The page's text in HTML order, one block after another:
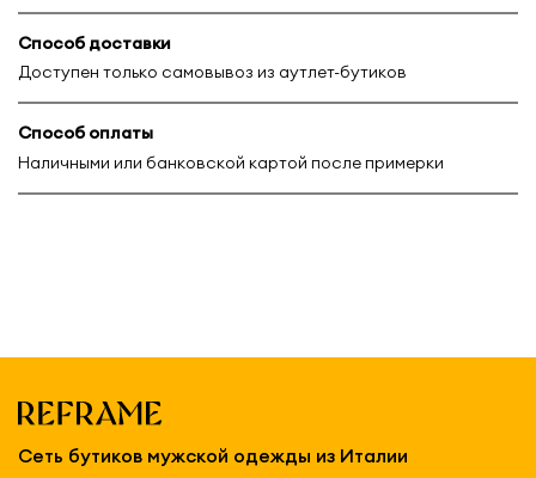
Способ доставки
Доступен только самовывоз из аутлет-бутиков
Способ оплаты
Наличными или банковской картой после примерки
Сеть бутиков мужской одежды из Италии